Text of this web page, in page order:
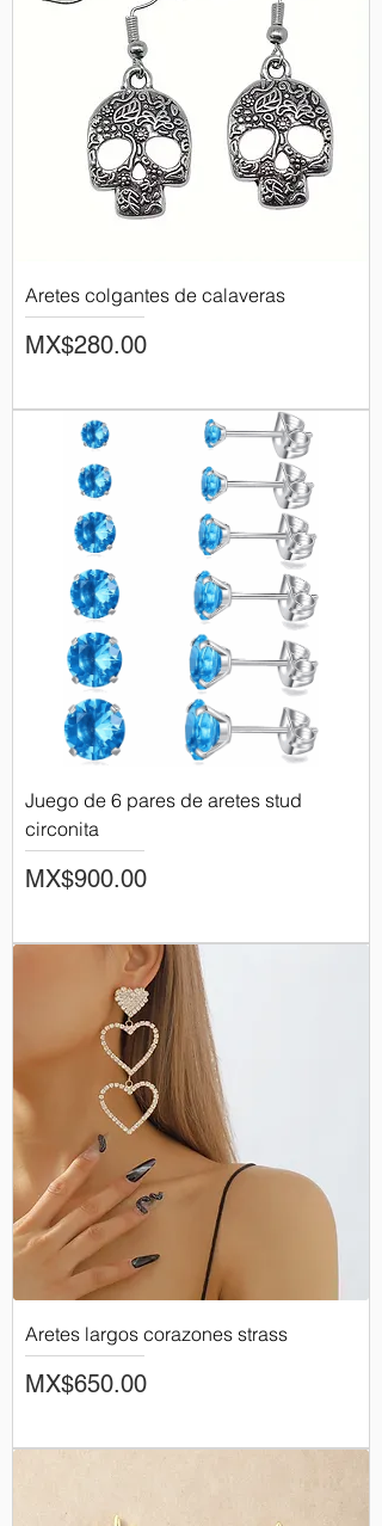
Aretes colgantes de calaveras
Price
MX$280.00
Juego de 6 pares de aretes stud
circonita
Price
MX$900.00
Aretes largos corazones strass
Price
MX$650.00